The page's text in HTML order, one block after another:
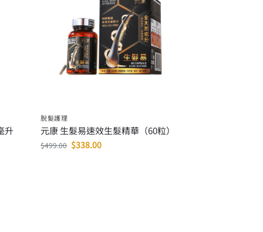
升
脫髮護理
元康 生髮易速效生髮精華（60粒）
$499.00 $338.00